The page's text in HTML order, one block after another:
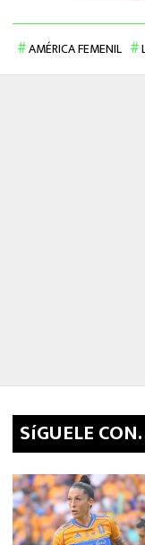
AMÉRICA FEMENIL
SíGUELE